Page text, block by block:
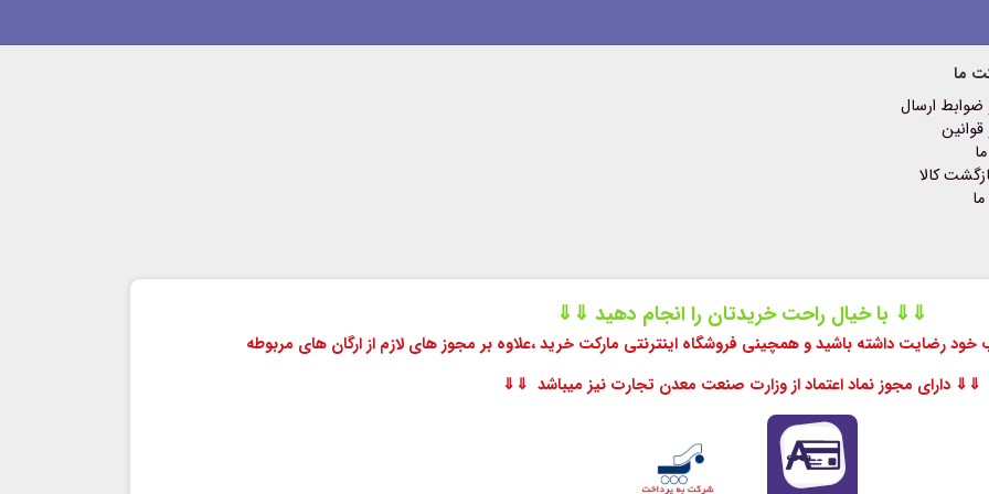
ما
ضوابط ارسال
کالا
⇓⇓ با خیال راحت خریدتان را انجام دهید ⇓⇓
خود رضایت داشته باشید و همچینی فروشگاه اینترنتی مارکت خرید ،علاوه بر مجوز های لازم از ارگان های مربوطه
⇓⇓ دارای مجوز نماد اعتماد از وزارت صنعت معدن تجارت نیز میباشد ⇓⇓